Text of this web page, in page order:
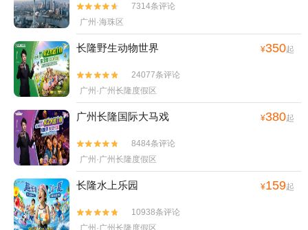


7314条评论
广州·海珠区
长隆野生动物世界 ¥350起


24077条评论
广州·广州长隆度假区
广州长隆国际大马戏 ¥380起


8484条评论
广州·广州长隆度假区
长隆水上乐园 ¥159起


10938条评论